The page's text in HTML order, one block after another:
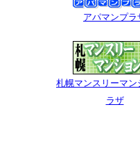
アパマンプラ
札幌マンスリーマン
ラザ